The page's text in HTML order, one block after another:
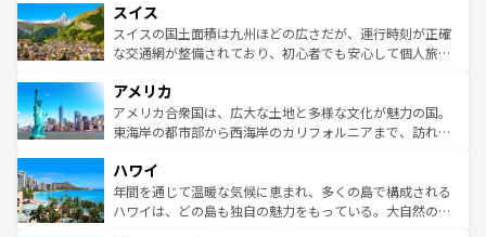
れる地方に足を運ぶとそれぞれで全く異なる文化を体験で
きるだろう。 なお、新着のフランス情報はコンテンツ一覧
を参照してほしい。
は、お酒好きな人にはぜひ体験してほしい。 なお、新着の
ドイツ情報はコンテンツ一覧を参照してほしい。
リアごとに異なる魅力がある。また、優雅なアフタヌーン
ティー、ビール好きにはたまらない英国パブ、サッカー観
戦など、本場だからこそできる体験も豊富。イギリスを旅
ンツ一覧を参照してほしい。
スイス
スイスの国土面積は九州ほどの広さだが、運行時刻が正確
な交通網が整備されており、初心者でも安心して個人旅行
の建物がそのまま残る町や、スイスならではのユニークな
博物館もあり、アルプス観光だけでなく町歩きも満喫する
ことができる。国民の所得が高いため物価も高いが、旅行
ば市内交通費無料で観光を楽しむこともできる。 なお、新
着のスイス情報はコンテンツ一覧 を参照してほしい。
アメリカ
アメリカ合衆国は、広大な土地と多様な文化が魅力の国。
東海岸の都市部から西海岸のカリフォルニアまで、訪れる
のような巨大都市は、観光、ショッピング、エンターテイ
ンメントが詰まった刺激的なスポットだ。一方、アメリカ
西部には大自然が広がり、グランドキャニオンやイエロー
ハワイ
年間を通じて温暖な気候に恵まれ、多くの島で構成される
ハワイは、どの島も独自の魅力をもっている。大自然の神